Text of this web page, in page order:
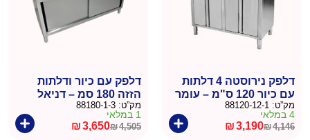
דלפק נירוסטה 4 דלתות
עם כיור 120 ס"מ – עומר
מק”ט: 88120-12-1
4 במלאי
₪4,146
המחיר
₪3,190
המחיר
דלפק עם כיור ודלתות
הזזה 180 סמ – דניאל
מק”ט: 88180-1-3
1 במלאי
₪4,505
המחיר
₪3,650
המחיר